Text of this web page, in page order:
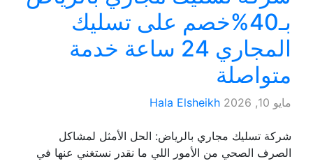
بـ40%خصم على تسليك
المجاري 24 ساعة خدمة
متواصلة
مايو 10, 2026 Hala Elsheikh
شركة تسليك مجاري بالرياض: الحل الأمثل لمشاكل
الصرف الصحي من الأمور اللي ما نقدر نستغني عنها في